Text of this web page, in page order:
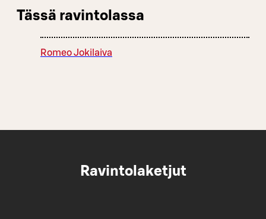
Tässä ravintolassa
Romeo Jokilaiva
Ravintolaketjut